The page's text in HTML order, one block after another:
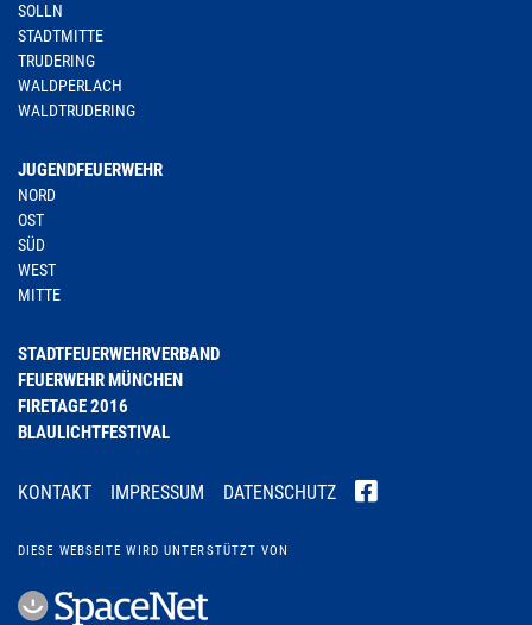
SOLLN
STADTMITTE
TRUDERING
WALDPERLACH
WALDTRUDERING
JUGENDFEUERWEHR
NORD
OST
SÜD
WEST
MITTE
STADTFEUERWEHRVERBAND
FEUERWEHR MÜNCHEN
FIRETAGE 2016
BLAULICHTFESTIVAL
KONTAKT IMPRESSUM DATENSCHUTZ
DIESE WEBSEITE WIRD UNTERSTÜTZT VON